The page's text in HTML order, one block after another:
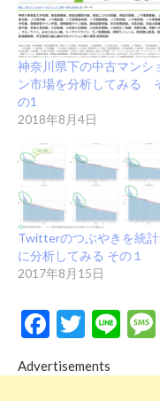
神奈川県下の中古マンシ
ン市場を分析してみる
の1
2018年8月4日
Twitterのつぶやきを統
に分析してみる その１
2017年8月15日
Advertisements